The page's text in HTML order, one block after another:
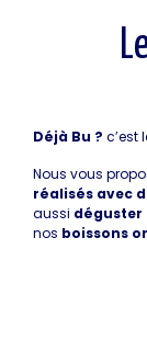
Déjà Bu ? c’est
Nous vous
réalisés avec
aussi déguster
nos boissons